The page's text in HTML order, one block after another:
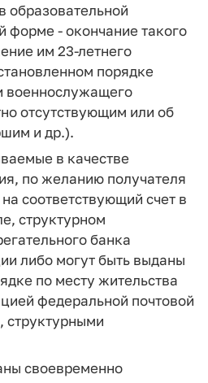
образовательной
форме - окончание такого
им 23-летнего
порядке
военнослужащего
отсутствующим или об
и др.).
в качестве
по желанию получателя
соответствующий счет в
структурном
банка
либо могут быть выданы
по месту жительства
федеральной почтовой
структурными
своевременно